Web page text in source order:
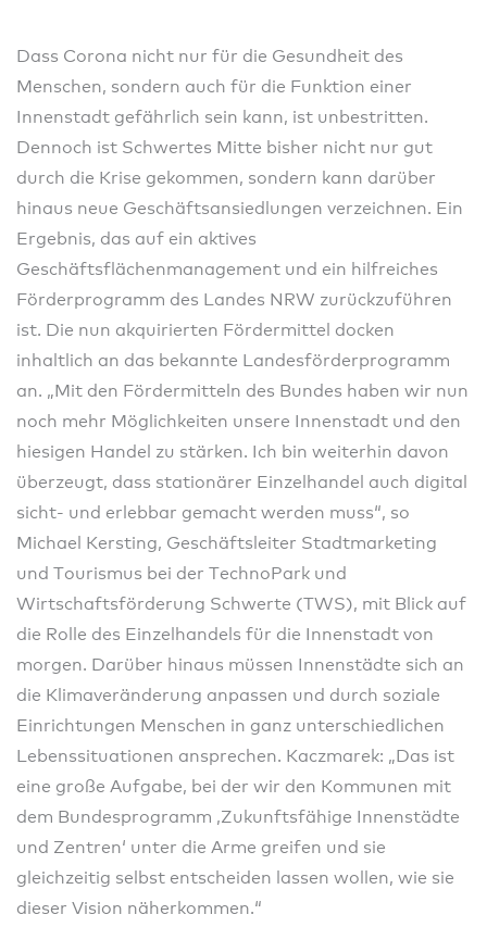
Dass Corona nicht nur für die Gesundheit des
Menschen, sondern auch für die Funktion einer
Innenstadt gefährlich sein kann, ist unbestritten.
Dennoch ist Schwertes Mitte bisher nicht nur gut
durch die Krise gekommen, sondern kann darüber
hinaus neue Geschäftsansiedlungen verzeichnen. Ein
Ergebnis, das auf ein aktives
Geschäftsflächenmanagement und ein hilfreiches
Förderprogramm des Landes NRW zurückzuführen
ist. Die nun akquirierten Fördermittel docken
inhaltlich an das bekannte Landesförderprogramm
an. „Mit den Fördermitteln des Bundes haben wir nun
noch mehr Möglichkeiten unsere Innenstadt und den
hiesigen Handel zu stärken. Ich bin weiterhin davon
überzeugt, dass stationärer Einzelhandel auch digital
sicht- und erlebbar gemacht werden muss“, so
Michael Kersting, Geschäftsleiter Stadtmarketing
und Tourismus bei der TechnoPark und
Wirtschaftsförderung Schwerte (TWS), mit Blick auf
die Rolle des Einzelhandels für die Innenstadt von
morgen. Darüber hinaus müssen Innenstädte sich an
die Klimaveränderung anpassen und durch soziale
Einrichtungen Menschen in ganz unterschiedlichen
Lebenssituationen ansprechen. Kaczmarek: „Das ist
eine große Aufgabe, bei der wir den Kommunen mit
dem Bundesprogramm ,Zukunftsfähige Innenstädte
und Zentren‘ unter die Arme greifen und sie
gleichzeitig selbst entscheiden lassen wollen, wie sie
dieser Vision näherkommen.“